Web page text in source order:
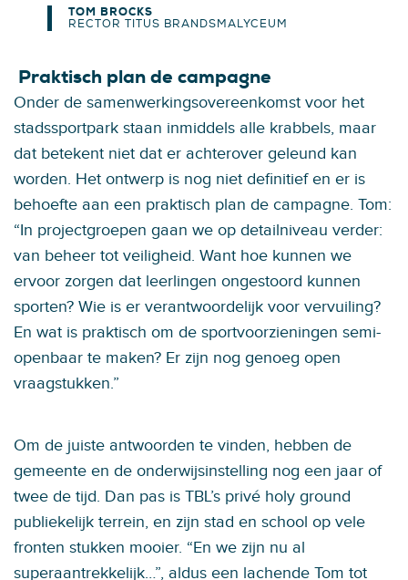
TOM BROCKS
RECTOR TITUS BRANDSMALYCEUM
Praktisch plan de campagne
Onder de samenwerkingsovereenkomst voor het
stadssportpark staan inmiddels alle krabbels, maar
dat betekent niet dat er achterover geleund kan
worden. Het ontwerp is nog niet definitief en er is
behoefte aan een praktisch plan de campagne. Tom:
“In projectgroepen gaan we op detailniveau verder:
van beheer tot veiligheid. Want hoe kunnen we
ervoor zorgen dat leerlingen ongestoord kunnen
sporten? Wie is er verantwoordelijk voor vervuiling?
En wat is praktisch om de sportvoorzieningen semi-
openbaar te maken? Er zijn nog genoeg open
vraagstukken.”
Om de juiste antwoorden te vinden, hebben de
gemeente en de onderwijsinstelling nog een jaar of
twee de tijd. Dan pas is TBL’s privé holy ground
publiekelijk terrein, en zijn stad en school op vele
fronten stukken mooier. “En we zijn nu al
superaantrekkelijk…”, aldus een lachende Tom tot